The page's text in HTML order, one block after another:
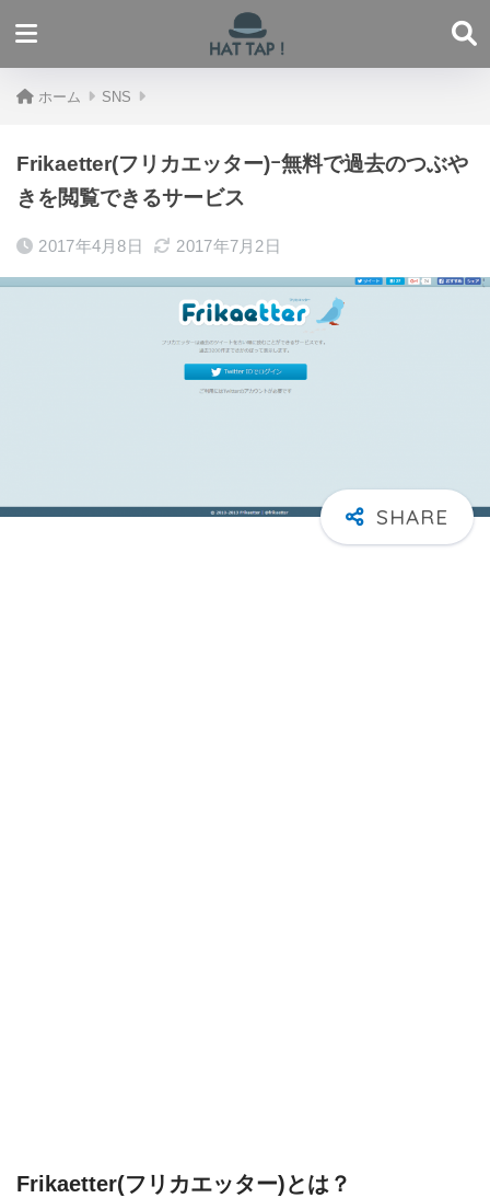
ホーム SNS
Frikaetter(フリカエッター)ｰ無料で過去のつぶや
きを閲覧できるサービス
2017年4月8日 2017年7月2日
Frikaetter(フリカエッター)とは？